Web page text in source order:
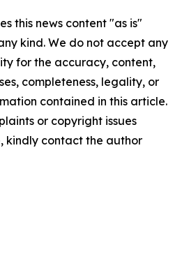
this news content "as is"
kind. We do not accept any
for the accuracy, content,
completeness, legality, or
contained in this article.
or copyright issues
kindly contact the author